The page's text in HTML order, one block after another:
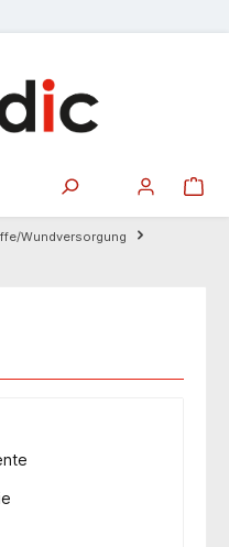
Wundversorgung